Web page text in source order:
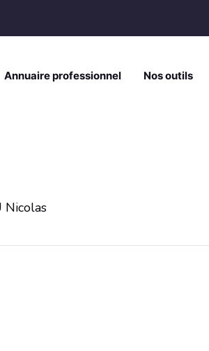
Annuaire professionnel Nos outils
Nicolas